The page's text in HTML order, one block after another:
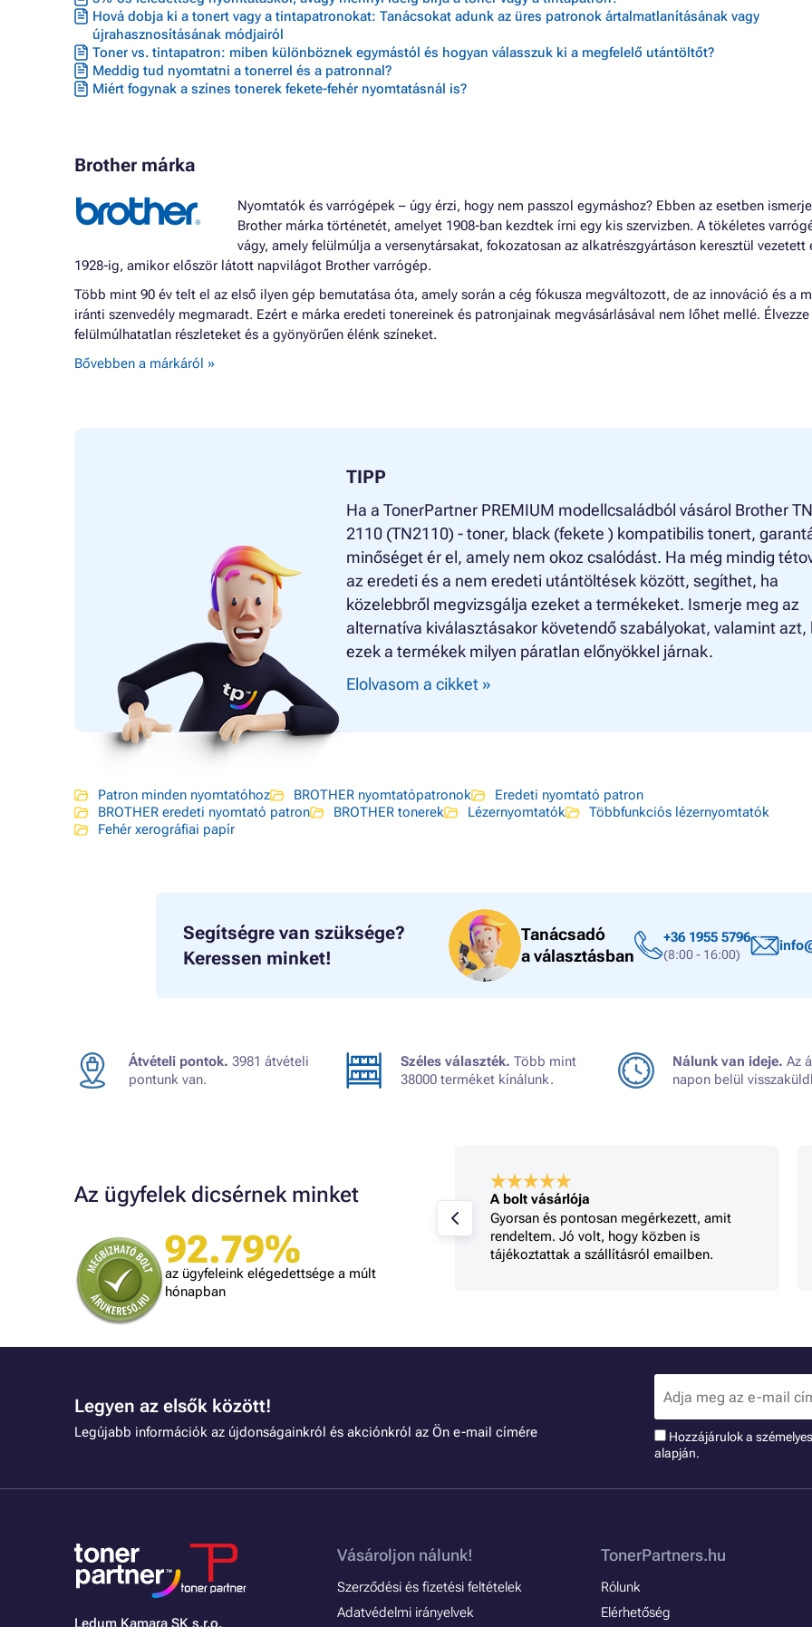
Hová dobja ki a tonert vagy a tintapatronokat: Tanácsokat adunk az üres patronok ártalmatlanításának vagy
újrahasznosításának módjairól
Toner vs. tintapatron: miben különböznek egymástól és hogyan válasszuk ki a megfelelő utántöltőt?
Meddig tud nyomtatni a tonerrel és a patronnal?
Miért fogynak a színes tonerek fekete-fehér nyomtatásnál is?
Brother márka
Nyomtatók és varrógépek – úgy érzi, hogy nem passzol egymáshoz? Ebben az esetben
Brother márka történetét, amelyet 1908-ban kezdtek írni egy kis szervizben. A tökéletes
vágy, amely felülmúlja a versenytársakat, fokozatosan az alkatrészgyártáson keresztül vezetett
1928-ig, amikor először látott napvilágot Brother varrógép.
Több mint 90 év telt el az első ilyen gép bemutatása óta, amely során a cég fókusza megváltozott, de az innováció és a
iránti szenvedély megmaradt. Ezért e márka eredeti tonereinek és patronjainak megvásárlásával nem lőhet mellé. Élvezze
felülmúlhatatlan részleteket és a gyönyörűen élénk színeket.
Bővebben a márkáról »
TIPP
Ha a TonerPartner PREMIUM modellcsaládból vásárol Brother
2110 (TN2110) - toner, black (fekete ) kompatibilis tonert,
minőséget ér el, amely nem okoz csalódást. Ha még mindig
az eredeti és a nem eredeti utántöltések között, segíthet, ha
közelebbről megvizsgálja ezeket a termékeket. Ismerje meg az
alternatíva kiválasztásakor követendő szabályokat, valamint azt,
ezek a termékek milyen páratlan előnyökkel járnak.
Elolvasom a cikket »
Patron minden nyomtatóhoz BROTHER nyomtatópatronok
Eredeti nyomtató patron
BROTHER eredeti nyomtató patron
BROTHER tonerek Lézernyomtatók
Többfunkciós lézernyomtatók
Fehér xerográfiai papír
Segítségre van szüksége?
Keressen minket!
Tanácsadó
a választásban
+36 1955 5796
(8:00 - 16:00)
Átvételi pontok. 3981 átvételi
pontunk van.
Széles választék. Több mint
38000 terméket kínálunk.
Nálunk van ideje. Az
napon belül
Az ügyfelek dicsérnek minket
92.79%
az ügyfeleink elégedettsége a múlt
hónapban
Judit
mindennel meg vagyok elégedve!
A bolt vásárlója
Gyorsan és pontosan megérkezett, amit
rendeltem. Jó volt, hogy közben is
tájékoztattak a szállításról emailben.
Legyen az elsők között!
Legújabb információk az újdonságainkról és akciónkról az Ön e-mail címére Hozzájárulok a
alapján.
Ledum Kamara SK s.r.o.
Vásároljon nálunk!
Szerződési és fizetési feltételek
Adatvédelmi irányelvek
TonerPartners.hu
Rólunk
Elérhetőség